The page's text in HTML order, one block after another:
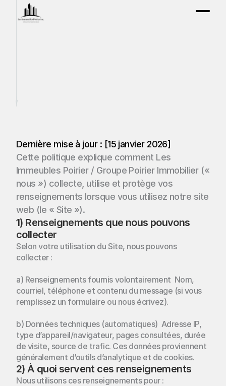
Dernière mise à jour : [15 janvier 2026]
Cette politique explique comment Les
Immeubles Poirier / Groupe Poirier Immobilier («
nous ») collecte, utilise et protège vos
renseignements lorsque vous utilisez notre site
web (le « Site »).
1) Renseignements que nous pouvons
collecter
Selon votre utilisation du Site, nous pouvons
collecter :
a) Renseignements fournis volontairement  Nom,
courriel, téléphone et contenu du message (si vous
remplissez un formulaire ou nous écrivez).
b) Données techniques (automatiques)  Adresse IP,
type d’appareil/navigateur, pages consultées, durée
de visite, source de trafic. Ces données proviennent
généralement d’outils d’analytique et de cookies.
2) À quoi servent ces renseignements
Nous utilisons ces renseignements pour :